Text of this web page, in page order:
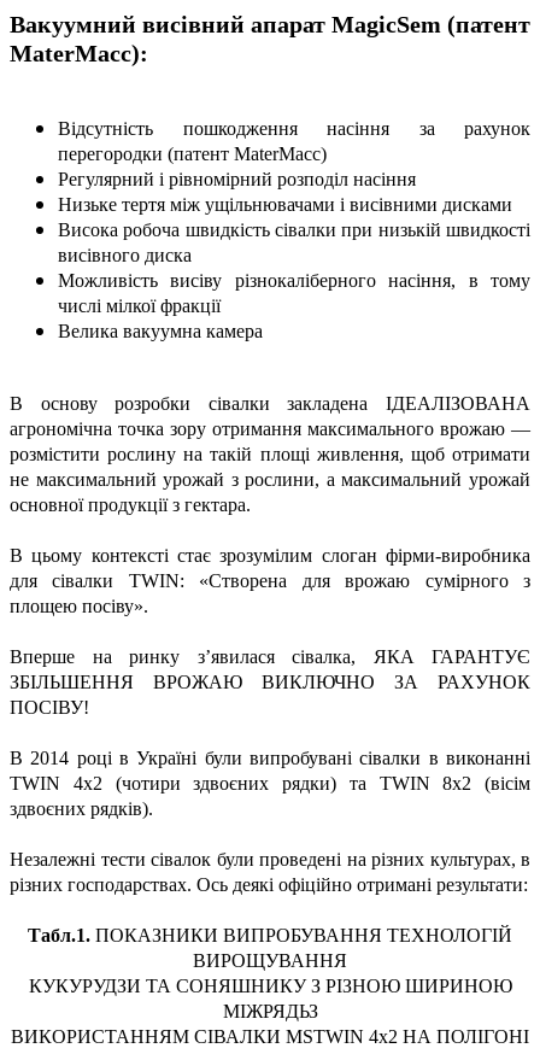
Вакуумний висівний апарат MagicSem (патент
MaterMacc):
Відсутність пошкодження насіння за рахунок
перегородки (патент МaterMacc)
Регулярний і рівномірний розподіл насіння
Низьке тертя між ущільнювачами і висівними дисками
Висока робоча швидкість сівалки при низькій швидкості
висівного диска
Можливість висіву різнокаліберного насіння, в тому
числі мілкої фракції
Велика вакуумна камера
В основу розробки сівалки закладена ІДЕАЛІЗОВАНА
агрономічна точка зору отримання максимального врожаю —
розмістити рослину на такій площі живлення, щоб отримати
не максимальний урожай з рослини, а максимальний урожай
основної продукції з гектара.
В цьому контексті стає зрозумілим слоган фірми-виробника
для сівалки TWIN: «Створена для врожаю сумірного з
площею посіву».
Вперше на ринку з’явилася сівалка, ЯКА ГАРАНТУЄ
ЗБІЛЬШЕННЯ ВРОЖАЮ ВИКЛЮЧНО ЗА РАХУНОК
ПОСІВУ!
В 2014 році в Україні були випробувані сівалки в виконанні
TWIN 4х2 (чотири здвоєних рядки) та TWIN 8x2 (вісім
здвоєних рядків).
Незалежні тести сівалок були проведені на різних культурах, в
різних господарствах. Ось деякі офіційно отримані результати:
Табл.1. ПОКАЗНИКИ ВИПРОБУВАННЯ ТЕХНОЛОГІЙ
ВИРОЩУВАННЯ
КУКУРУДЗИ ТА СОНЯШНИКУ З РІЗНОЮ ШИРИНОЮ
МІЖРЯДЬЗ
ВИКОРИСТАННЯМ СІВАЛКИ MSTWIN 4x2 НА ПОЛІГОНІ